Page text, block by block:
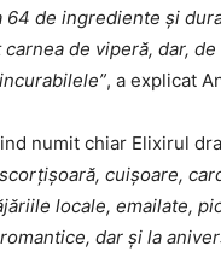
de ingrediente şi
de viperă, dar,
, a explicat
numit chiar Elixirul
cuişoare,
locale, emailate,
dar şi la